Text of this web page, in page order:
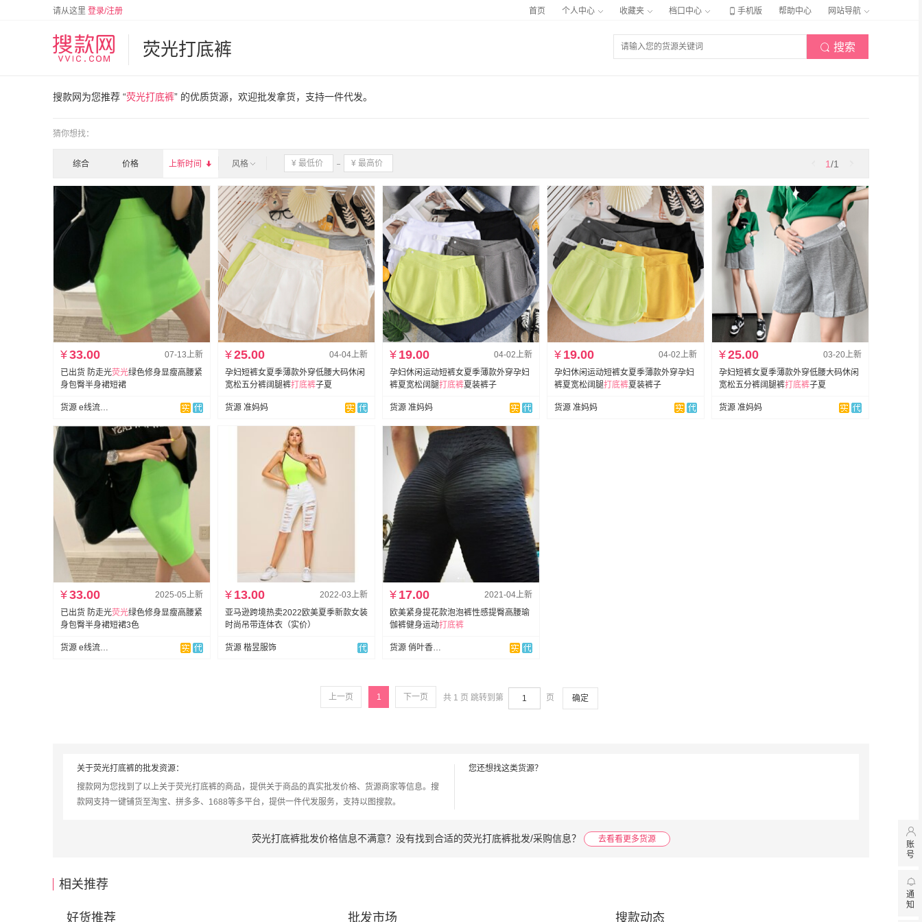
请从这里 登录/注册 首页 个人中心 收藏夹 档口中心  手机版 帮助中心 网站导航
荧光打底裤  搜索
搜款网为您推荐 “荧光打底裤” 的优质货源，欢迎批发拿货，支持一件代发。
猜你想找：
1/1
综合 价格 上新时间  风格
07-13上新
¥33.00
已出货 防走光荧光绿色修身显瘦高腰紧
身包臀半身裙短裙
货源 e线流行服饰
04-04上新
¥25.00
孕妇短裤女夏季薄款外穿低腰大码休闲
宽松五分裤阔腿裤打底裤子夏
货源 准妈妈
04-02上新
¥ 19.00
孕妇休闲运动短裤女夏季薄款外穿孕妇
裤夏宽松阔腿打底裤夏装裤子
货源 准妈妈
04-02上新
¥ 19.00
孕妇休闲运动短裤女夏季薄款外穿孕妇
裤夏宽松阔腿打底裤夏装裤子
货源 准妈妈
03-20上新
¥25.00
孕妇短裤女夏季薄款外穿低腰大码休闲
宽松五分裤阔腿裤打底裤子夏
货源 准妈妈
2025-05上新
¥33.00
已出货 防走光荧光绿色修身显瘦高腰紧
身包臀半身裙短裙3色
货源 e线流行服饰
2022-03上新
¥ 13.00
亚马逊跨境热卖2022欧美夏季新款女装
时尚吊带连体衣（实价）
货源 楷昱服饰
2021-04上新
¥ 17.00
欧美紧身提花款泡泡裤性感提臀高腰瑜
伽裤健身运动打底裤
货源 俏叶香外贸
上一页 1 下一页 共 1 页 跳转到第 页 确定
关于荧光打底裤的批发资源：
搜款网为您找到了以上关于荧光打底裤的商品，提供关于商品的真实批发价格、货源商家等信息。搜
款网支持一键铺货至淘宝、拼多多、1688等多平台，提供一件代发服务，支持以图搜款。
您还想找这类货源？
荧光打底裤批发价格信息不满意？没有找到合适的荧光打底裤批发/采购信息？ 去看看更多货源
相关推荐
好货推荐 批发市场 搜款动态

账
号

通
知